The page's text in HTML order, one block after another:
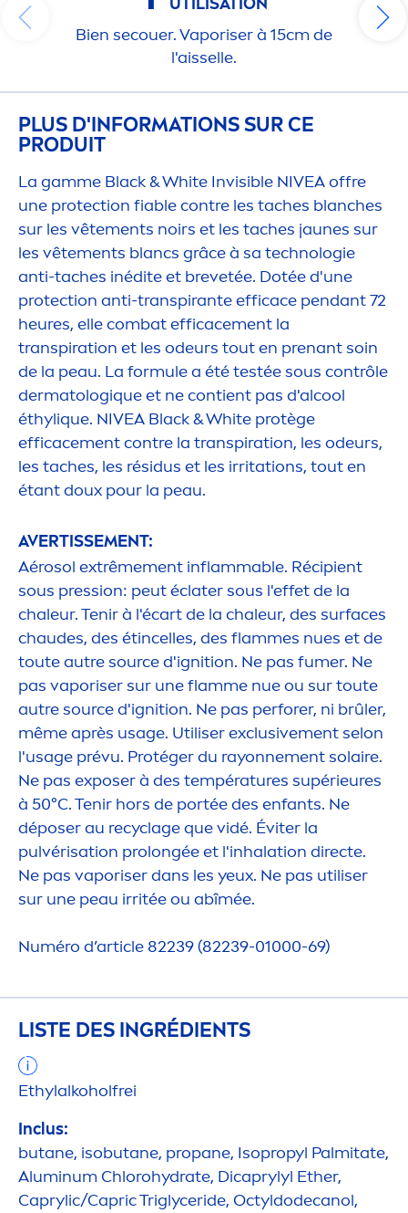
Bien secouer. Vaporiser à 15cm de
l'aisselle.
PLUS D'INFORMATIONS SUR CE
PRODUIT
La gamme Black&White Invisible NIVEAoffre
une protection fiable contre les taches blanches
sur les vêtements noirs et les taches jaunes sur
les vêtements blancs grâce à sa technologie
anti-taches inédite et brevetée. Dotée d'une
protection anti-transpirante efficace pendant 72
heures, elle combat efficacement la
transpiration et les odeurs tout en prenant soin
de la peau. La formule a été testée sous contrôle
dermatologique et ne contient pas d'alcool
éthylique. NIVEA Black&White protège
efficacement contre la transpiration, les odeurs,
les taches, les résidus et les irritations, tout en
étant doux pour la peau.
AVERTISSEMENT:
Aérosol extrêmement inflammable. Récipient
sous pression: peut éclater sous l'effet de la
chaleur. Tenir à l'écart de la chaleur, des surfaces
chaudes, des étincelles, des flammes nues et de
toute autre source d'ignition. Ne pas fumer. Ne
pas vaporiser sur une flamme nue ou sur toute
autre source d'ignition. Ne pas perforer, ni brûler,
même après usage. Utiliser exclusivement selon
l'usage prévu. Protéger du rayonnement solaire.
Ne pas exposer à des températures supérieures
à 50°C. Tenir hors de portée des enfants. Ne
déposer au recyclage que vidé. Éviter la
pulvérisation prolongée et l'inhalation directe.
Ne pas vaporiser dans les yeux. Ne pas utiliser
sur une peau irritée ou abîmée.
Numéro d’article 82239 (82239-01000-69)
LISTE DES INGRÉDIENTS
Ethylalkoholfrei
Inclus:
butane, isobutane, propane, Isopropyl Palmitate,
Aluminum Chlorohydrate, Dicaprylyl Ether,
Caprylic/Capric Triglyceride, Octyldodecanol,